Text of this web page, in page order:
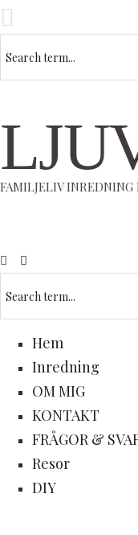
FAMILJELIV INREDNING
Hem
Inredning
OM MIG
KONTAKT
FRÅGOR &
Resor
DIY